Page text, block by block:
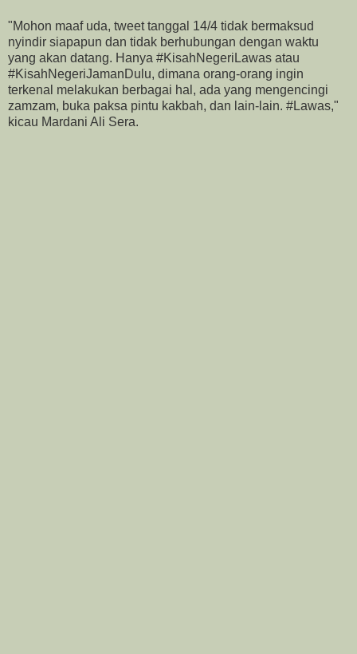
"Mohon maaf uda, tweet tanggal 14/4 tidak bermaksud
nyindir siapapun dan tidak berhubungan dengan waktu
yang akan datang. Hanya #KisahNegeriLawas atau
#KisahNegeriJamanDulu, dimana orang-orang ingin
terkenal melakukan berbagai hal, ada yang mengencingi
zamzam, buka paksa pintu kakbah, dan lain-lain. #Lawas,"
kicau Mardani Ali Sera.